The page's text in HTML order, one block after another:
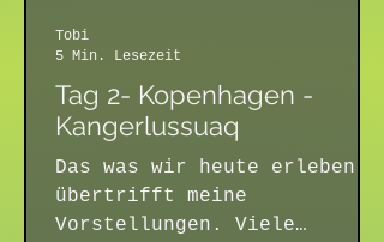
Tag 2- Kopenhagen -
Kangerlussuaq
Das was wir heute erleben
übertrifft meine
Vorstellungen. Viele
Tobi
5 Min. Lesezeit